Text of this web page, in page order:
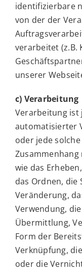
identifizierbare
von der der
verarbeitet (z.B.
unserer
c) Verarbeitung
Verarbeitung ist
automatisierter
oder jede
wie das
das Ordnen, die
Veränderung,
Verwendung,
Übermittlung,
Form der
Verknüpfung,
oder die